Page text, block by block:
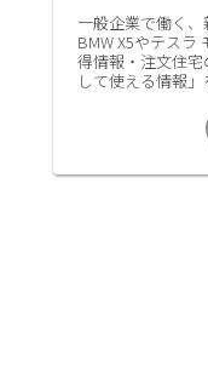
一般企業で働く、
BMW X5やテスラ
得情報・注文住
して使える情報」